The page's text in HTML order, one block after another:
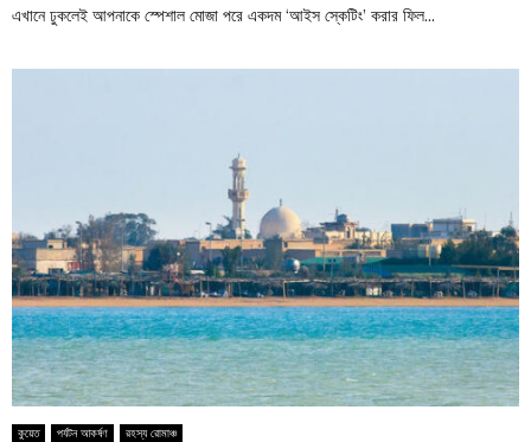
এখানে ঢুকলেই আপনাকে স্পেশাল মোজা পরে একদম ‘আইস স্কেটিং’ করার ফিল...
কুয়েত পর্যটন আকর্ষণ রহস্য রোমাঞ্চ